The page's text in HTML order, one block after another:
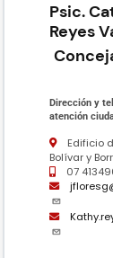
Psic.
Reyes
Dirección y
atención
Edificio
Bolívar y
07